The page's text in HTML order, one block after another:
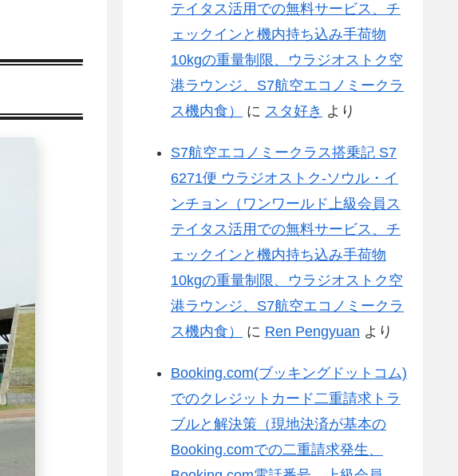
テイタス活用での無料サービス、チ
ェックインと機内持ち込み手荷物
10kgの重量制限、ウラジオストク空
港ラウンジ、S7航空エコノミークラ
ス機内食）
に スタ好き より
S7航空エコノミークラス搭乗記 S7
6271便 ウラジオストク-ソウル・イ
ンチョン（ワンワールド上級会員ス
テイタス活用での無料サービス、チ
ェックインと機内持ち込み手荷物
10kgの重量制限、ウラジオストク空
港ラウンジ、S7航空エコノミークラ
ス機内食）
に Ren Pengyuan より
Booking.com(ブッキングドットコム)
でのクレジットカード二重請求トラ
ブルと解決策（現地決済が基本の
Booking.comでの二重請求発生、